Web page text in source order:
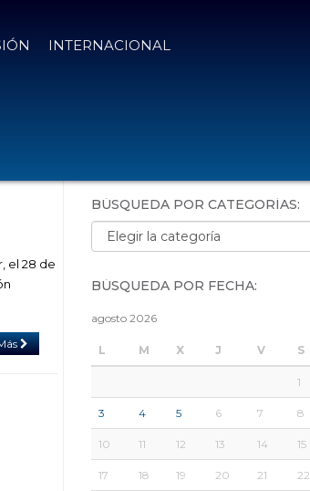
INTERNACIONAL
el 28 de
BÚSQUEDA POR CATEGORÍAS:
Búsqueda por categorías:
BÚSQUEDA POR FECHA:
agosto 2026
L M X J V S
1
3 4 5 6 7 8
10 11 12 13 14 15
17 18 19 20 21 22